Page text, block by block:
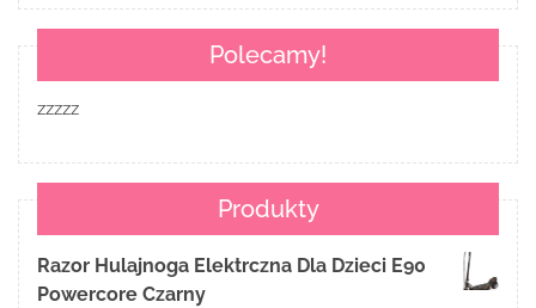
Polecamy!
zzzzz
Produkty
Razor Hulajnoga Elektrczna Dla Dzieci E90
Powercore Czarny